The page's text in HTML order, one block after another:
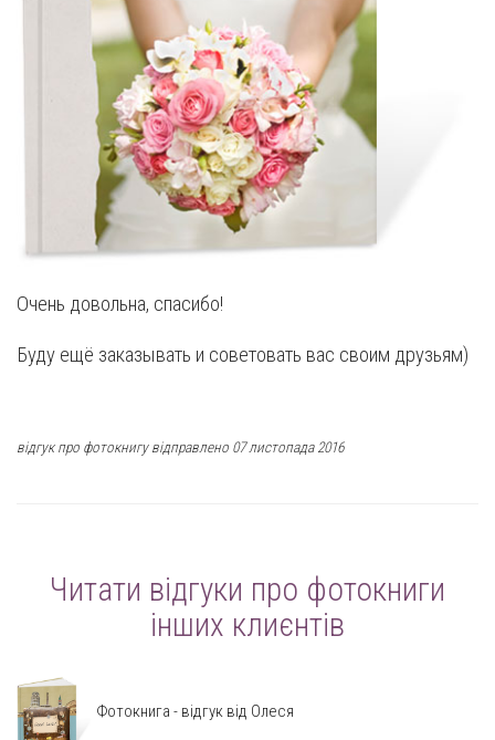
Очень довольна, спасибо!
Буду ещё заказывать и советовать вас своим друзьям)
відгук про фотокнигу відправлено 07 листопада 2016
Читати відгуки про фотокниги
інших клиєнтів
Фотокнига - відгук від Олеся